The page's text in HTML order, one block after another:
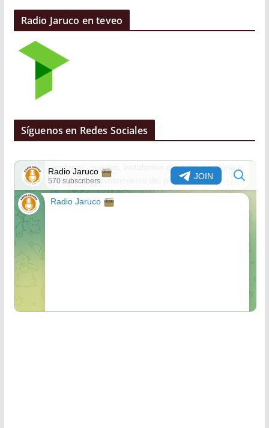
Radio Jaruco en teveo
Síguenos en Redes Sociales